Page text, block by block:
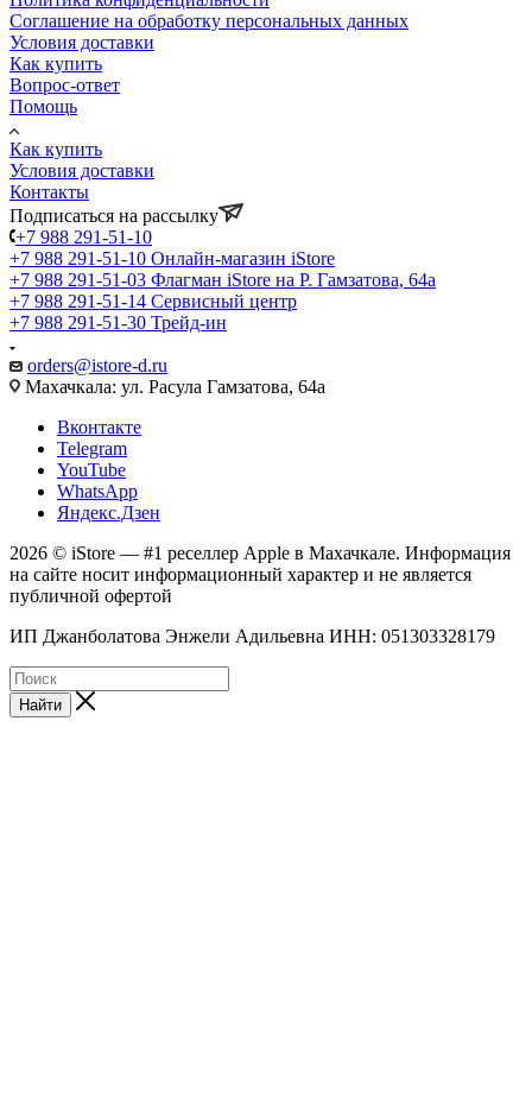
Соглашение на обработку персональных данных
Условия доставки
Как купить
Вопрос-ответ
Помощь
Как купить
Условия доставки
Контакты
Подписаться на рассылку
+7 988 291-51-10
+7 988 291-51-10 Онлайн-магазин iStore
+7 988 291-51-03 Флагман iStore на Р. Гамзатова, 64а
+7 988 291-51-14 Сервисный центр
+7 988 291-51-30 Трейд-ин
orders@istore-d.ru
Махачкала: ул. Расула Гамзатова, 64а
Вконтакте
Telegram
YouTube
WhatsApp
Яндекс.Дзен
2026 © iStore — #1 реселлер Apple в Махачкале. Информация
на сайте носит информационный характер и не является
публичной офертой
ИП Джанболатова Энжели Адильевна ИНН: 051303328179
Найти